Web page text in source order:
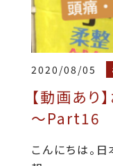
2020/08/05
【動画あり
～Part16
こんにちは。